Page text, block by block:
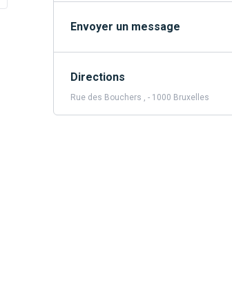
Envoyer un message
Directions
Rue des Bouchers , - 1000 Bruxelles